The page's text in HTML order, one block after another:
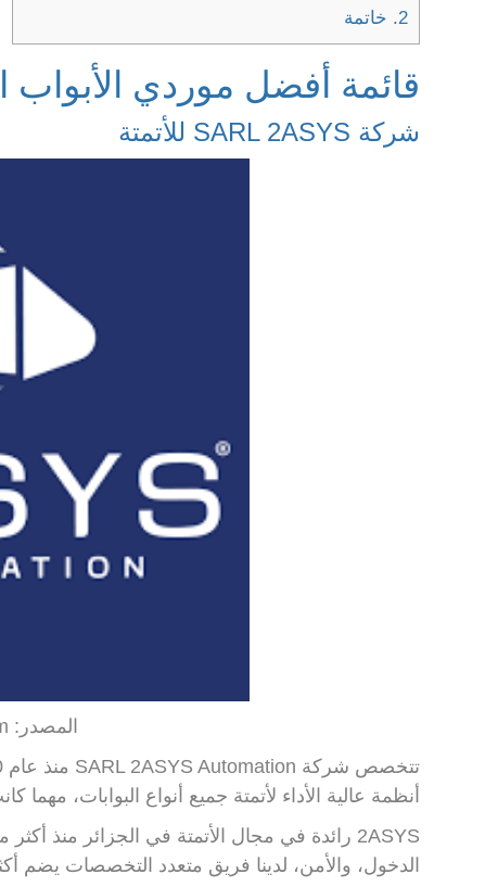
2. خاتمة
قائمة أفضل موردي الأبواب
شركة SARL 2ASYS للأتمتة
المصدر: bein2asys.com
أنظمة عالية الأداء لأتمتة جميع أنواع البوابات، مهما
الدخول، والأمن، لدينا فريق متعدد التخصصات يضم أكثر من 50 مهندسًا